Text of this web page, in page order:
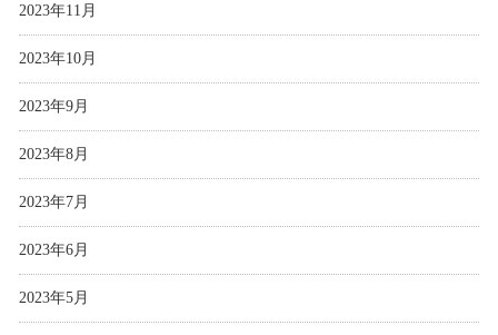
2023年11月
2023年10月
2023年9月
2023年8月
2023年7月
2023年6月
2023年5月